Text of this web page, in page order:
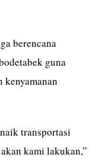
berencana
guna
kenyamanan
transportasi
kami lakukan,”